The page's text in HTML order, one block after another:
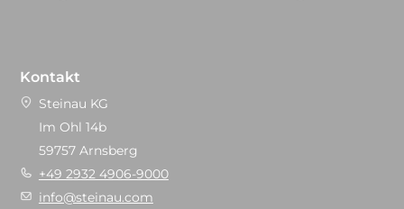
Kontakt
Steinau KG
Im Ohl 14b
59757 Arnsberg
+49 2932 4906-9000
info@steinau.com